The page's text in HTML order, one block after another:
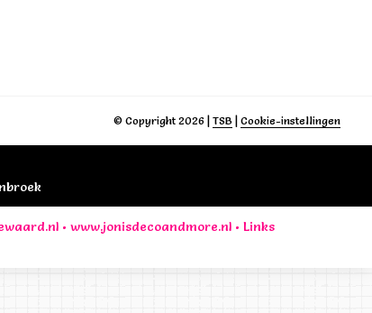
© Copyright 2026 TSB Cookie-instellingen
• www.jonisdecoandmore.nl • Links